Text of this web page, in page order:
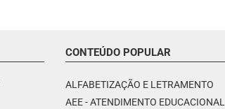
CONTEÚDO POPULAR
ALFABETIZAÇÃO E LETRAMENTO
AEE - ATENDIMENTO EDUCACIONAL